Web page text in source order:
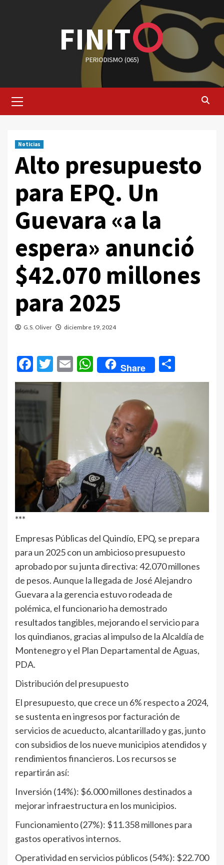
FINIT
PERIODISMO (065)
primario
Noticias
Alto presupuesto
para EPQ. Un
Guevara «a la
espera» anunció
$42.070 millones
para 2025
G.S. Oliver diciembre 19, 2024
Facebook
Twitter
EmailWhatsApp
Share
***
Empresas Públicas del Quindío, EPQ, se prepara
para un 2025 con un ambicioso presupuesto
aprobado por su junta directiva: 42.070 millones
de pesos. Aunque la llegada de José Alejandro
Guevara a la gerencia estuvo rodeada de
polémica, el funcionario ha demostrado
resultados tangibles, mejorando el servicio para
los quindianos, gracias al impulso de la Alcaldía de
Montenegro y el Plan Departamental de Aguas,
PDA.
Distribución del presupuesto
El presupuesto, que crece un 6% respecto a 2024,
se sustenta en ingresos por facturación de
servicios de acueducto, alcantarillado y gas, junto
con subsidios de los nueve municipios atendidos y
rendimientos financieros. Los recursos se
repartirán así:
Inversión (14%): $6.000 millones destinados a
mejorar infraestructura en los municipios.
Funcionamiento (27%): $11.358 millones para
gastos operativos internos.
Operatividad en servicios públicos (54%): $22.700